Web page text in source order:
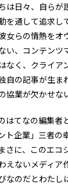
は日々、自らが
を通して追求し
女らの情熱をオ
い、コンテンツ
はなく、クライ
自の記事が生ま
協業が欠かせな
はてなの編集者
ト企業」三者の
さに、このエコ
えないメディア
なのだとわたし